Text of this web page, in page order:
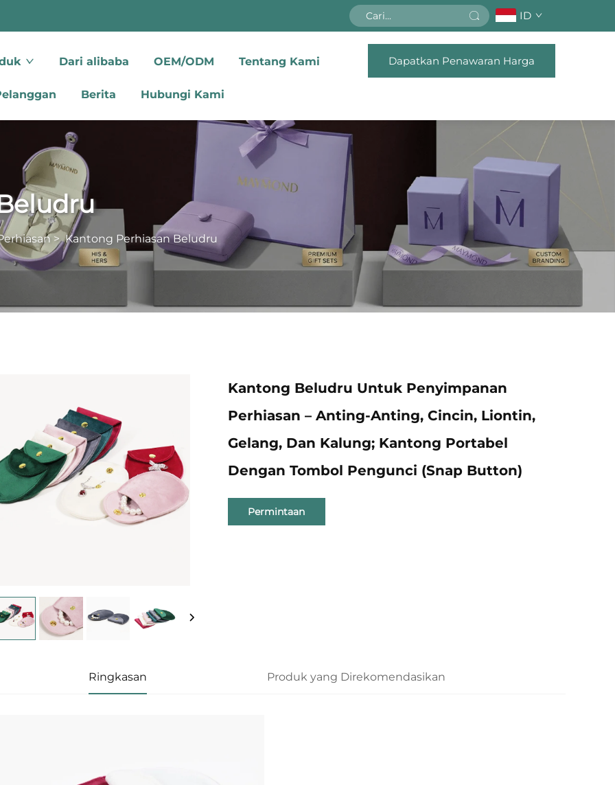
ID
Dari alibaba OEM/ODM Tentang Kami
Berita Hubungi Kami
Dapatkan Penawaran Harga
>Kantong Perhiasan Beludru
Kantong Beludru Untuk Penyimpanan
Perhiasan – Anting-Anting, Cincin, Liontin,
Gelang, Dan Kalung; Kantong Portabel
Dengan Tombol Pengunci (Snap Button)
Permintaan
Ringkasan Produk yang Direkomendasikan